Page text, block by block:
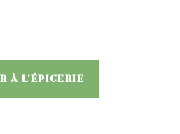
À L'ÉPICERIE